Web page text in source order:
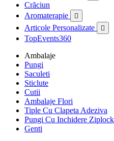
Crăciun
Aromaterapie

Articole Personalizate 
TopEvents360
Ambalaje
Pungi
Saculeti
Sticlute
Cutii
Ambalaje Flori
Tiple Cu Clapeta Adeziva
Pungi Cu Inchidere Ziplock
Genti